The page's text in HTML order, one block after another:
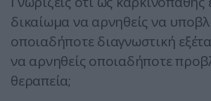
δικαίωμα να αρνηθείς να
οποιαδήποτε διαγνωστική
να αρνηθείς οποιαδήποτε
θεραπεία;